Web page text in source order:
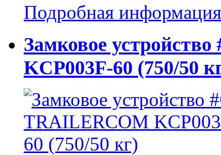
Подробная информация
Замковое
KCP003F-60 (750/50